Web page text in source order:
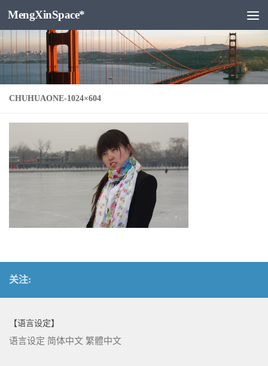
跳至内容
MengXinSpace*
CHUHUAONE-1024×604
关注:
【语言设定】
语言设定 简体中文 繁體中文